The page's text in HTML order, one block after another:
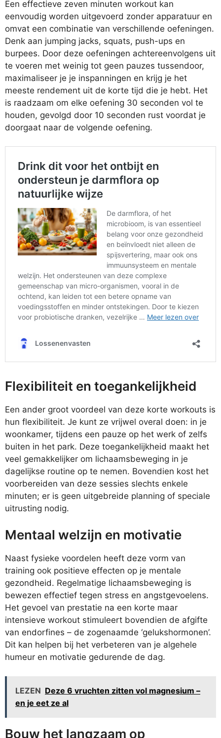
Een effectieve zeven minuten workout kan
eenvoudig worden uitgevoerd zonder apparatuur en
omvat een combinatie van verschillende oefeningen.
Denk aan jumping jacks, squats, push-ups en
burpees. Door deze oefeningen achtereenvolgens uit
te voeren met weinig tot geen pauzes tussendoor,
maximaliseer je je inspanningen en krijg je het
meeste rendement uit de korte tijd die je hebt. Het
is raadzaam om elke oefening 30 seconden vol te
houden, gevolgd door 10 seconden rust voordat je
doorgaat naar de volgende oefening.
Flexibiliteit en toegankelijkheid
Een ander groot voordeel van deze korte workouts is
hun flexibiliteit. Je kunt ze vrijwel overal doen: in je
woonkamer, tijdens een pauze op het werk of zelfs
buiten in het park. Deze toegankelijkheid maakt het
veel gemakkelijker om lichaamsbeweging in je
dagelijkse routine op te nemen. Bovendien kost het
voorbereiden van deze sessies slechts enkele
minuten; er is geen uitgebreide planning of speciale
uitrusting nodig.
Mentaal welzijn en motivatie
Naast fysieke voordelen heeft deze vorm van
training ook positieve effecten op je mentale
gezondheid. Regelmatige lichaamsbeweging is
bewezen effectief tegen stress en angstgevoelens.
Het gevoel van prestatie na een korte maar
intensieve workout stimuleert bovendien de afgifte
van endorfines – de zogenaamde ‘gelukshormonen’.
Dit kan helpen bij het verbeteren van je algehele
humeur en motivatie gedurende de dag.
LEZEN Deze 6 vruchten zitten vol magnesium –
en je eet ze al
Bouw het langzaam op